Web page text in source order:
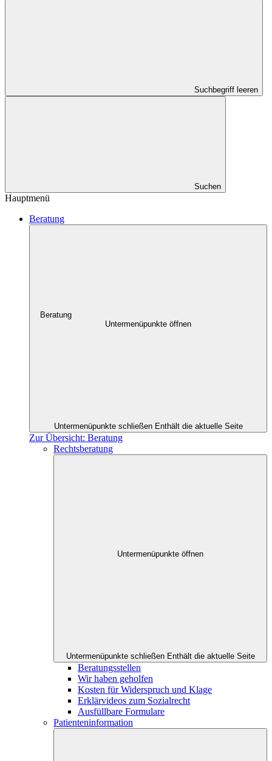
Suchbegriff leeren
Suchen
Hauptmenü
Beratung
Beratung
Untermenüpunkte öffnen
Untermenüpunkte schließen Enthält die aktuelle Seite
Zur Übersicht: Beratung
Rechtsberatung
Untermenüpunkte öffnen
Untermenüpunkte schließen Enthält die aktuelle Seite
Beratungsstellen
Wir haben geholfen
Kosten für Widerspruch und Klage
Erklärvideos zum Sozialrecht
Ausfüllbare Formulare
Patienteninformation